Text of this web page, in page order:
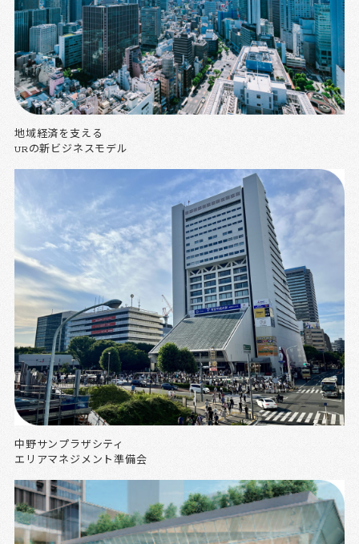
地域経済を支える
URの新ビジネスモデル
中野サンプラザシティ
エリアマネジメント準備会